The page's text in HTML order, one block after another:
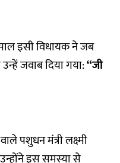
इसी विधायक ने जब
जवाब दिया गया:“जी
पशुधन मंत्री लक्ष्मी
इस समस्या से